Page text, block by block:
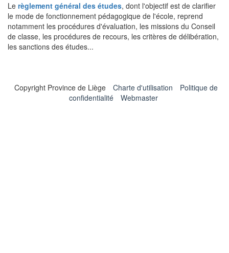
Le règlement général des études, dont l'objectif est de clarifier
le mode de fonctionnement pédagogique de l'école, reprend
notamment les procédures d'évaluation, les missions du Conseil
de classe, les procédures de recours, les critères de délibération,
les sanctions des études...
Copyright Province de Liège Charte d'utilisation
Politique de
confidentialité
Webmaster